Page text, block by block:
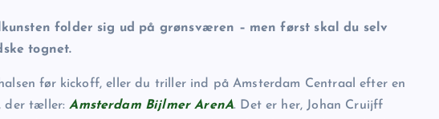
folder sig ud på grønsværen – men først skal du selv
tognet.
før kickoff, eller du triller ind på Amsterdam Centraal efter en
der tæller:Amsterdam Bijlmer ArenA. Det er her, Johan Cruijff